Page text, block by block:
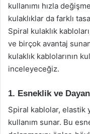
kullanımı hızla
kulaklıklar da farklı
Spiral kulaklık
ve birçok avantaj
kulaklık kablolarının
inceleyeceğiz.
1. Esneklik ve
Spiral kablolar, elastik
kullanım sunar. Bu